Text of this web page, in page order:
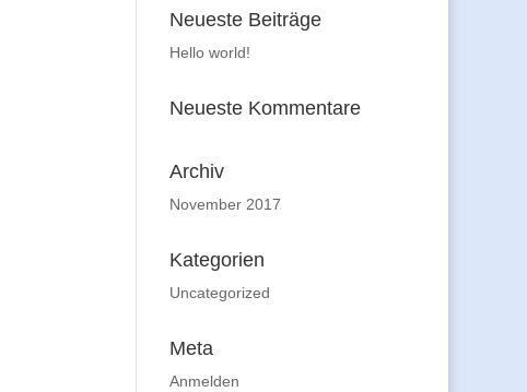
Neueste Beiträge
Hello world!
Neueste Kommentare
Archiv
November 2017
Kategorien
Uncategorized
Meta
Anmelden